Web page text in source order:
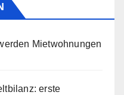
Mietwohnungen
erste